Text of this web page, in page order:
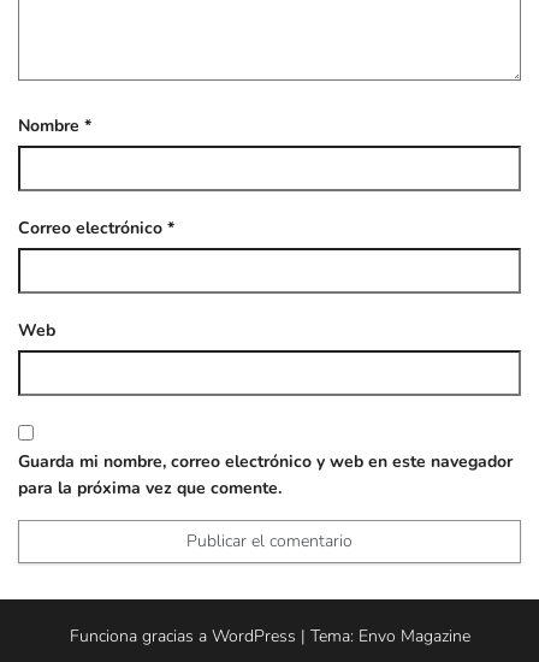
Nombre *
Correo electrónico *
Web
Guarda mi nombre, correo electrónico y web en este navegador
para la próxima vez que comente.
Funciona gracias a WordPress | Tema: Envo Magazine